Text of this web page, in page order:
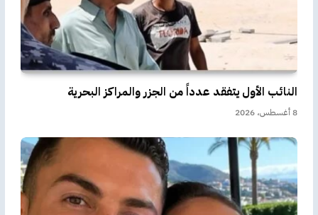
النائب الأول يتفقد عدداً من الجزر والمراكز البحرية
8 أغسطس، 2026